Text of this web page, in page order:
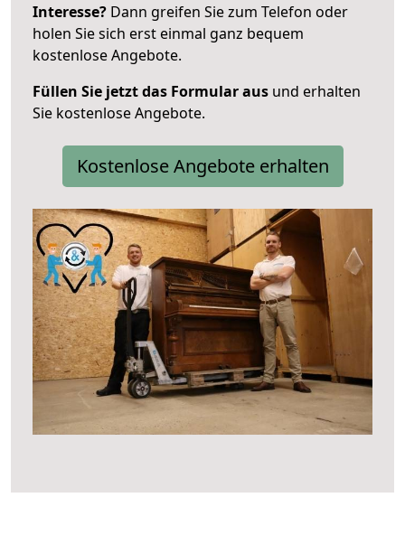
Interesse? Dann greifen Sie zum Telefon oder
holen Sie sich erst einmal ganz bequem
kostenlose Angebote.
Füllen Sie jetzt das Formular aus und erhalten
Sie kostenlose Angebote.
Kostenlose Angebote erhalten